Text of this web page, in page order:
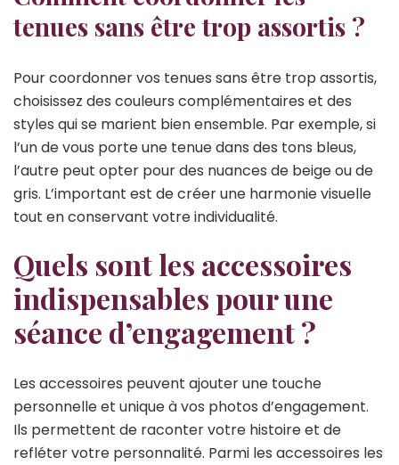
tenues sans être trop assortis ?
Pour coordonner vos tenues sans être trop assortis,
choisissez des couleurs complémentaires et des
styles qui se marient bien ensemble. Par exemple, si
l’un de vous porte une tenue dans des tons bleus,
l’autre peut opter pour des nuances de beige ou de
gris. L’important est de créer une harmonie visuelle
tout en conservant votre individualité.
Quels sont les accessoires
indispensables pour une
séance d’engagement ?
Les accessoires peuvent ajouter une touche
personnelle et unique à vos photos d’engagement.
Ils permettent de raconter votre histoire et de
refléter votre personnalité. Parmi les accessoires les